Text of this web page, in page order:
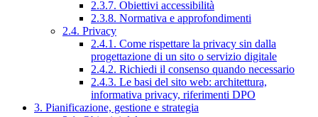
2.3.7. Obiettivi accessibilità
2.3.8. Normativa e approfondimenti
2.4. Privacy
2.4.1. Come rispettare la privacy sin dalla
progettazione di un sito o servizio digitale
2.4.2. Richiedi il consenso quando necessario
2.4.3. Le basi del sito web: architettura,
informativa privacy, riferimenti DPO
3. Pianificazione, gestione e strategia